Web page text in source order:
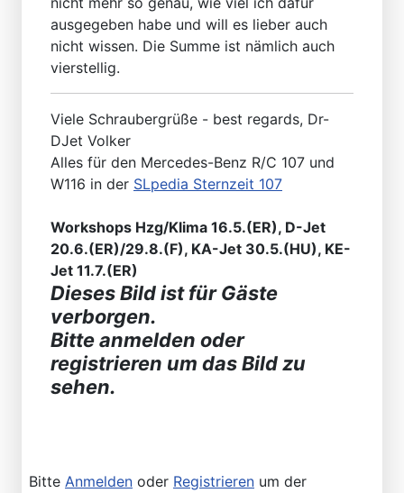
ausgegeben habe und will es lieber auch
nicht wissen. Die Summe ist nämlich auch
vierstellig.
Viele Schraubergrüße - best regards, Dr-
DJet Volker
Alles für den Mercedes-Benz R/C 107 und
W116 in der SLpedia Sternzeit 107
Workshops Hzg/Klima 16.5.(ER), D-Jet
20.6.(ER)/29.8.(F), KA-Jet 30.5.(HU), KE-
Jet 11.7.(ER)
Dieses Bild ist für Gäste
verborgen.
Bitte anmelden oder
registrieren um das Bild zu
sehen.
Bitte Anmelden oder Registrieren um der